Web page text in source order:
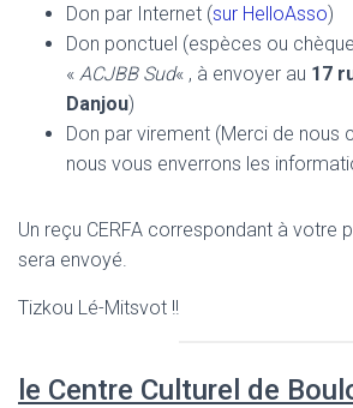
Don par Internet (sur HelloAsso)
Don ponctuel (espèces ou
« ACJBB Sud« , à envoyer au 17
Danjou)
Don par virement (Merci de nous
nous vous enverrons les
Un reçu CERFA correspondant à votre
sera envoyé.
Tizkou Lé-Mitsvot !!
le Centre Culturel de